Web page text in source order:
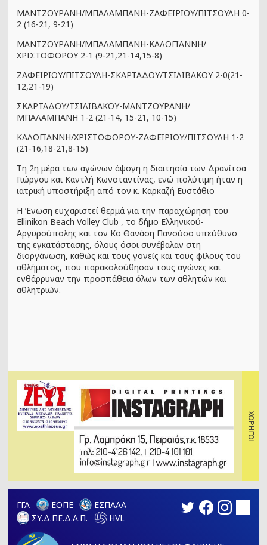
ΜΑΝΤΖΟΥΡΑΝΗ/ΜΠΑΛΑΜΠΑΝΗ-ΖΑΦΕΙΡΙΟΥ/ΠΙΤΣΟΥΛΗ 0-
2 (16-21, 9-21)
ΜΑΝΤΖΟΥΡΑΝΗ/ΜΠΑΛΑΜΠΑΝΗ-ΚΑΛΟΓΙΑΝΝΗ/
ΧΡΙΣΤΟΦΟΡΟΥ 2-1 (9-21,21-14,15-8)
ΖΑΦΕΙΡΙΟΥ/ΠΙΤΣΟΥΛΗ-ΣΚΑΡΤΑΔΟΥ/ΤΣΙΛΙΒΑΚΟΥ 2-0(21-
12,21-19)
ΣΚΑΡΤΑΔΟΥ/ΤΣΙΛΙΒΑΚΟΥ-ΜΑΝΤΖΟΥΡΑΝΗ/
ΜΠΑΛΑΜΠΑΝΗ 1-2 (21-14, 15-21, 10-15)
ΚΑΛΟΓΙΑΝΝΗ/ΧΡΙΣΤΟΦΟΡΟΥ-ΖΑΦΕΙΡΙΟΥ/ΠΙΤΣΟΥΛΗ 1-2
(21-16,18-21,8-15)
Τη 2η μέρα των αγώνων άψογη η διαιτησία των Δρανίτσα
Γιώργου και Καντλή Κωνσταντίνας, ενώ πολύτιμη ήταν η
ιατρική υποστήριξη από τον κ. Καρκαζή Ευστάθιο
Η Ένωση ευχαριστεί θερμά για την παραχώρηση του
Ellinikon Beach Volley Club , το δήμο Ελληνικού-
Αργυρούπολης και τον Κο Θανάση Πανούσο υπεύθυνο
της εγκατάστασης, όλους όσοι συνέβαλαν στη
διοργάνωση, καθώς και τους γονείς και τους φίλους του
αθλήματος, που παρακολούθησαν τους αγώνες και
ενθάρρυναν την προσπάθεια όλων των αθλητών και
αθλητριών.
ΓΓΑ ΕΟΠΕ
ΕΣΠΑΑΑ
ΣΥ.Δ.ΠΕ.Δ.Α.Π.
HVL